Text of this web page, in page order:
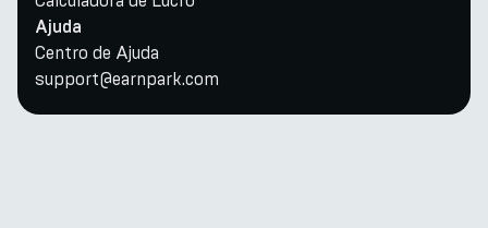
Ajuda
Centro de Ajuda
support@earnpark.com